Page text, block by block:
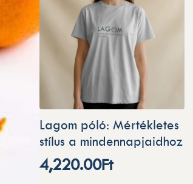
Lagom póló: Mértékletes
stílus a mindennapjaidhoz
4,220.00Ft